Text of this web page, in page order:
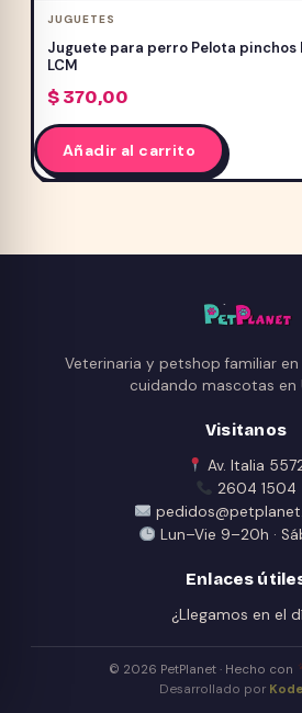
JUGUETES
Juguete para perro Pelota pinchos
LCM
$370,00
Añadir al carrito
Veterinaria y petshop familiar en
cuidando mascotas en
Visitanos
Av. Italia
2604 1504
Lun–Vie 9–20h ·
Enlaces
¿Llegamos en el
© 2026 PetPlanet · Hecho con
Desarrollado por